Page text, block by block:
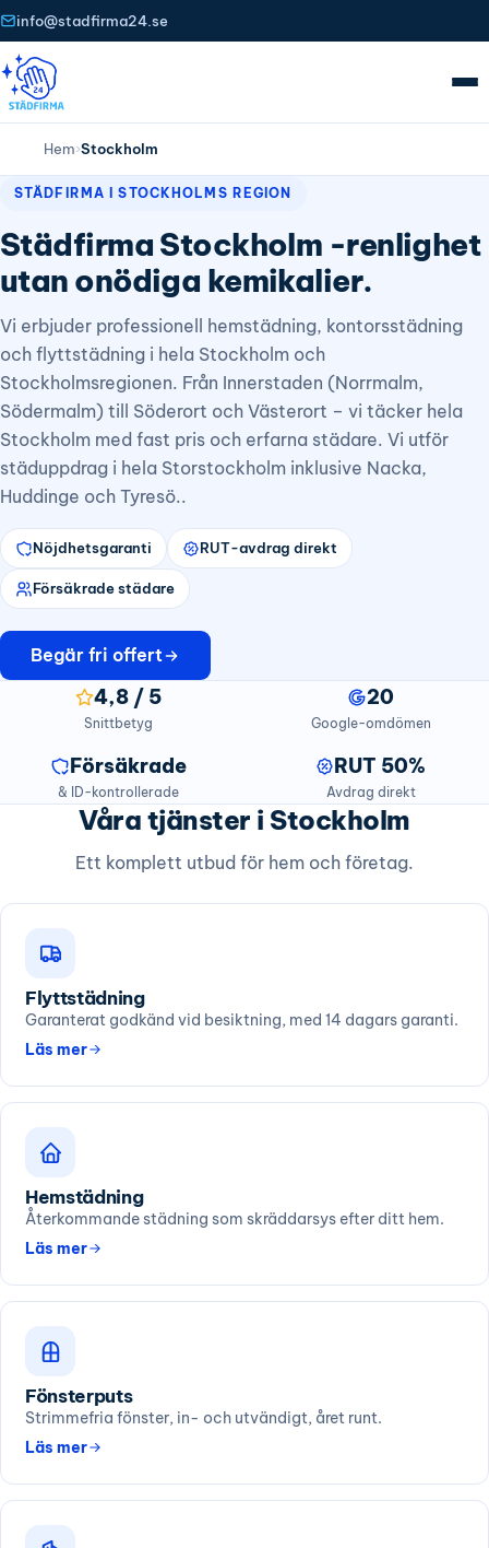
info@stadfirma24.se
Hem›Stockholm
STÄDFIRMA I STOCKHOLMS REGION
Städfirma Stockholm -renlighet
utan onödiga kemikalier.
Vi erbjuder professionell hemstädning, kontorsstädning
och flyttstädning i hela Stockholm och
Stockholmsregionen. Från Innerstaden (Norrmalm,
Södermalm) till Söderort och Västerort – vi täcker hela
Stockholm med fast pris och erfarna städare. Vi utför
städuppdrag i hela Storstockholm inklusive Nacka,
Huddinge och Tyresö..
Nöjdhetsgaranti RUT-avdrag direkt
Försäkrade städare
Begär fri offert
4,8 / 5
Snittbetyg
20
Google-omdömen
Försäkrade
& ID-kontrollerade
RUT 50%
Avdrag direkt
Våra tjänster i Stockholm
Ett komplett utbud för hem och företag.
Flyttstädning
Garanterat godkänd vid besiktning, med 14 dagars garanti.
Läs mer
Hemstädning
Återkommande städning som skräddarsys efter ditt hem.
Läs mer
Fönsterputs
Strimmefria fönster, in- och utvändigt, året runt.
Läs mer